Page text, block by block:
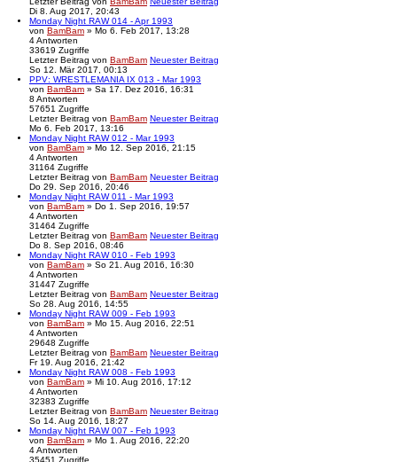
Di 8. Aug 2017, 20:43
Monday Night RAW 014 - Apr 1993
von BamBam » Mo 6. Feb 2017, 13:28
4Antworten
33619 Zugriffe
Letzter Beitrag von BamBam Neuester Beitrag
So 12. Mär 2017, 00:13
PPV: WRESTLEMANIA IX 013 - Mar 1993
von BamBam » Sa 17. Dez 2016, 16:31
8 Antworten
57651 Zugriffe
Letzter Beitrag von BamBam Neuester Beitrag
Mo 6. Feb 2017, 13:16
Monday Night RAW 012 - Mar 1993
von BamBam » Mo 12. Sep 2016, 21:15
4Antworten
31164 Zugriffe
Letzter Beitrag von BamBam Neuester Beitrag
Do 29. Sep 2016, 20:46
Monday Night RAW 011 - Mar 1993
von BamBam » Do 1. Sep 2016, 19:57
4Antworten
31464 Zugriffe
Letzter Beitrag von BamBam Neuester Beitrag
Do 8. Sep 2016, 08:46
Monday Night RAW 010 - Feb 1993
von BamBam » So 21. Aug 2016, 16:30
4Antworten
31447 Zugriffe
Letzter Beitrag von BamBam Neuester Beitrag
So 28. Aug 2016, 14:55
Monday Night RAW 009 - Feb 1993
von BamBam » Mo 15. Aug 2016, 22:51
4Antworten
29648 Zugriffe
Letzter Beitrag von BamBam Neuester Beitrag
Fr 19. Aug 2016, 21:42
Monday Night RAW 008 - Feb 1993
von BamBam » Mi 10. Aug 2016, 17:12
4Antworten
32383 Zugriffe
Letzter Beitrag von BamBam Neuester Beitrag
So 14. Aug 2016, 18:27
Monday Night RAW 007 - Feb 1993
von BamBam » Mo 1. Aug 2016, 22:20
4Antworten
35451 Zugriffe